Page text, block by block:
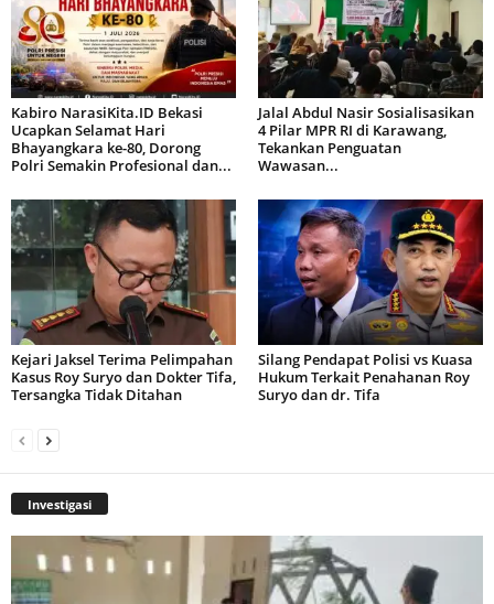
Kabiro NarasiKita.ID Bekasi
Ucapkan Selamat Hari
Bhayangkara ke-80, Dorong
Polri Semakin Profesional dan...
Jalal Abdul Nasir Sosialisasikan
4 Pilar MPR RI di Karawang,
Tekankan Penguatan
Wawasan...
Kejari Jaksel Terima Pelimpahan
Kasus Roy Suryo dan Dokter Tifa,
Tersangka Tidak Ditahan
Silang Pendapat Polisi vs Kuasa
Hukum Terkait Penahanan Roy
Suryo dan dr. Tifa
Investigasi